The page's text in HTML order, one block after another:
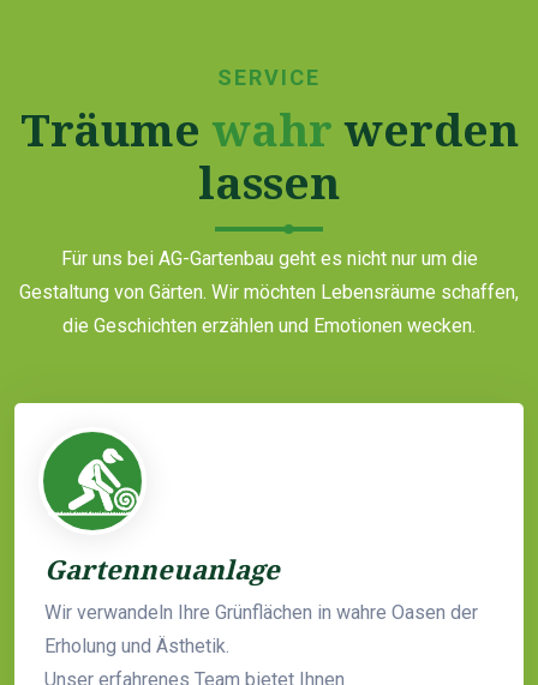
SERVICE
Träume wahrwerden
lassen
Für uns bei AG-Gartenbau geht es nicht nur um die
Gestaltung von Gärten. Wir möchten Lebensräume schaffen,
die Geschichten erzählen und Emotionen wecken.
Gartenneuanlage
Wir verwandeln Ihre Grünflächen in wahre Oasen der
Erholung und Ästhetik.
Unser erfahrenes Team bietet Ihnen